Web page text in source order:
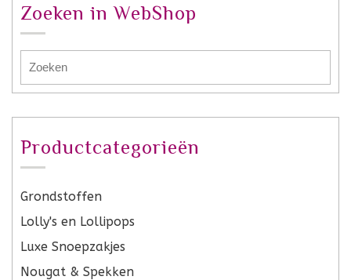
Zoeken in WebShop
Productcategorieën
Grondstoffen
Lolly's en Lollipops
Luxe Snoepzakjes
Nougat & Spekken